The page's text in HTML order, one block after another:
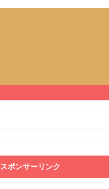
スポンサーリンク